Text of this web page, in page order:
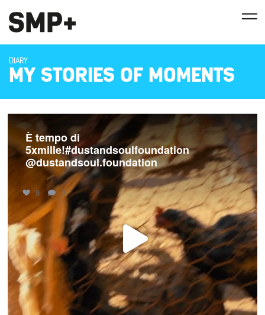
DIARY
MY STORIES OF MOMENTS
È tempo di
5xmille!#dustandsoulfoundation
@dustandsoul.foundation
8 0